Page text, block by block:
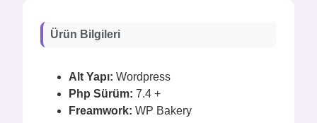
Ürün Bilgileri
Alt Yapı: Wordpress
Php Sürüm: 7.4 +
Freamwork: WP Bakery